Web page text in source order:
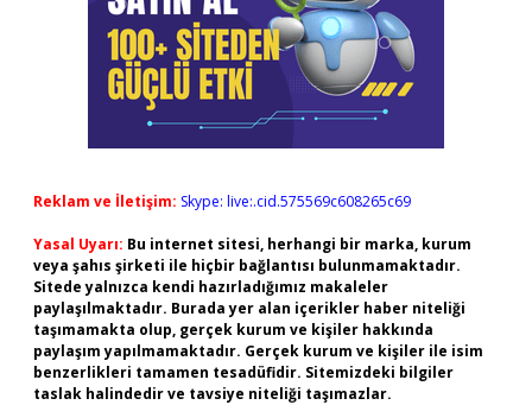
Reklam ve İletişim: Skype: live:.cid.575569c608265c69
Yasal Uyarı: Bu internet sitesi, herhangi bir marka, kurum
veya şahıs şirketi ile hiçbir bağlantısı bulunmamaktadır.
Sitede yalnızca kendi hazırladığımız makaleler
paylaşılmaktadır. Burada yer alan içerikler haber niteliği
taşımamakta olup, gerçek kurum ve kişiler hakkında
paylaşım yapılmamaktadır. Gerçek kurum ve kişiler ile isim
benzerlikleri tamamen tesadüfidir. Sitemizdeki bilgiler
taslak halindedir ve tavsiye niteliği taşımazlar.